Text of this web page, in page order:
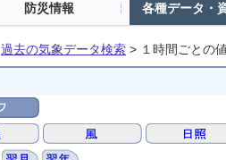
防災情報 各種データ・
過去の気象データ検索 > １時間ごとの